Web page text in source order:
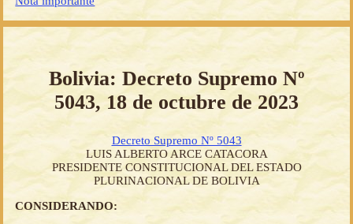
Bolivia: Decreto Supremo Nº
5043, 18 de octubre de 2023
Decreto Supremo Nº 5043
LUIS ALBERTO ARCE CATACORA
PRESIDENTE CONSTITUCIONAL DEL ESTADO
PLURINACIONAL DE BOLIVIA
CONSIDERANDO: